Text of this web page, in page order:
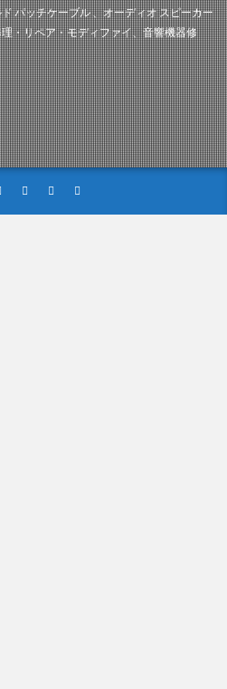
パッチケーブル 、オーディオ スピーカー
・リペア・モディファイ、音響機器修